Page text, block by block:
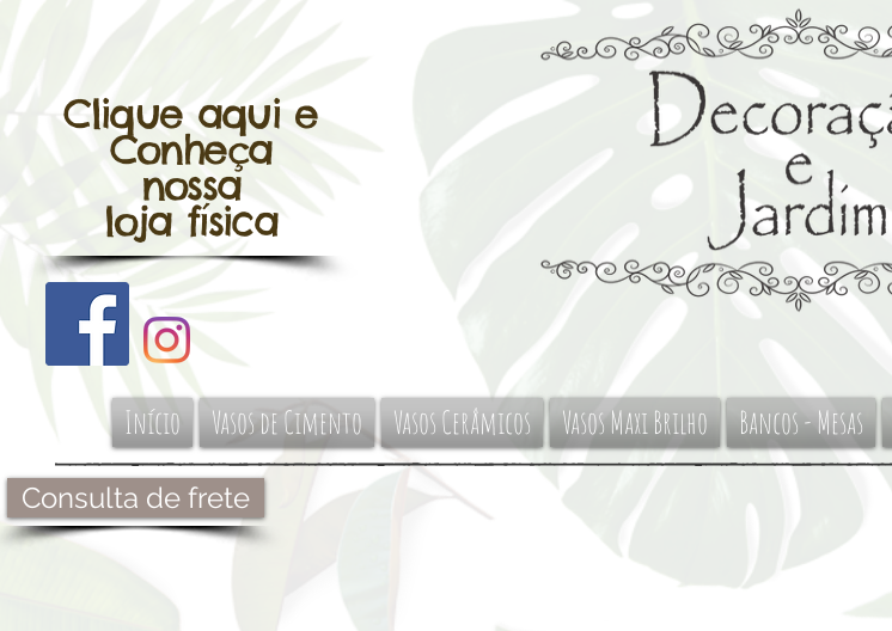
Clique aqui e
Conheça
nossa
loja física
Início Vasos de Cimento Vasos Cerâmicos Vasos Maxi Brilho Bancos - Mesas
Consulta de frete